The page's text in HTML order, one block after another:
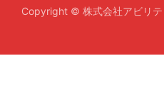
Copyright © 株式会社アビリ